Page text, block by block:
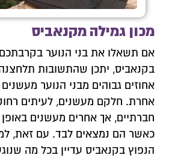
מכון גמילה מקנאביס
אם תשאלו את בני הנוער
בקנאביס, יתכן שהתשובות
אחוזים גבוהים מבני הנוער מעשנים
אחרת. חלקם מעשנים, לעיתים
חברתיים, אך אחרים מעשנים
כאשר הם נמצאים לבד. עם זאת,
הנפוץ בקנאביס עדיין בכל מה